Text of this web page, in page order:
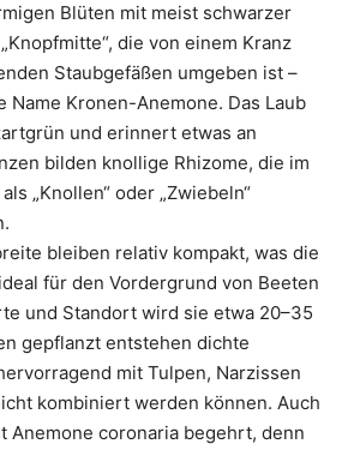
Blüten mit meist schwarzer
die von einem Kranz
Staubgefäßen umgeben ist –
Name Kronen-Anemone. Das Laub
und erinnert etwas an
bilden knollige Rhizome, die im
„Knollen“ oder „Zwiebeln“
bleiben relativ kompakt, was die
für den Vordergrund von Beeten
und Standort wird sie etwa 20–35
gepflanzt entstehen dichte
mit Tulpen, Narzissen
kombiniert werden können. Auch
Anemone coronaria begehrt, denn